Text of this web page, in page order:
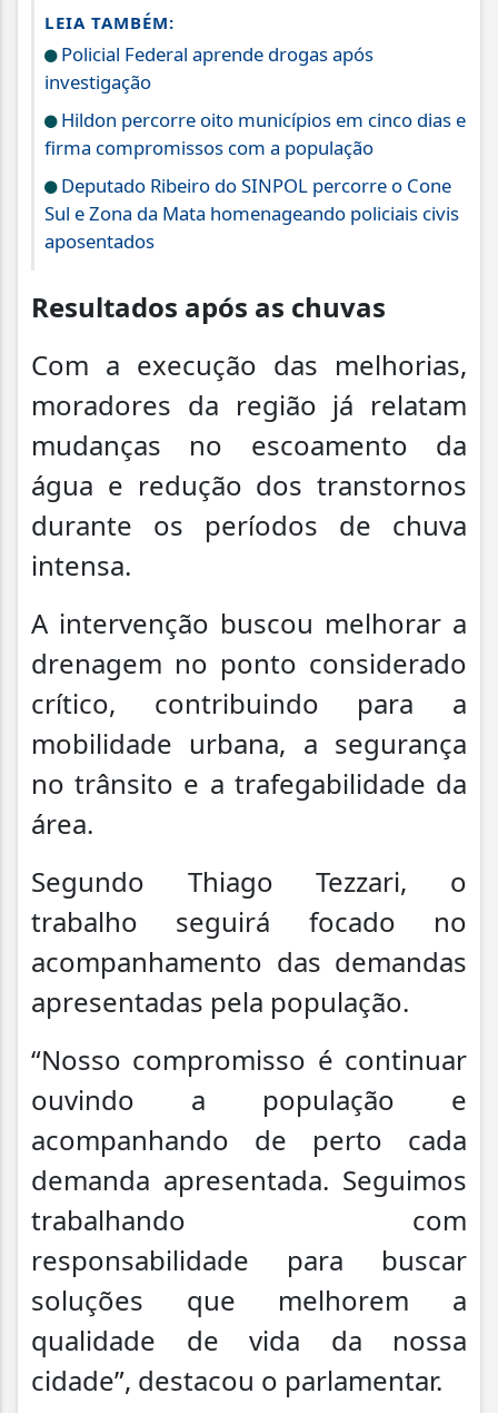
LEIA TAMBÉM:
Policial Federal aprende drogas após
investigação
Hildon percorre oito municípios em cinco dias e
firma compromissos com a população
Deputado Ribeiro do SINPOL percorre o Cone
Sul e Zona da Mata homenageando policiais civis
aposentados
Resultados após as chuvas
Com a execução das melhorias,
moradores da região já relatam
mudanças no escoamento da
água e redução dos transtornos
durante os períodos de chuva
intensa.
A intervenção buscou melhorar a
drenagem no ponto considerado
crítico, contribuindo para a
mobilidade urbana, a segurança
no trânsito e a trafegabilidade da
área.
Segundo Thiago Tezzari, o
trabalho seguirá focado no
acompanhamento das demandas
apresentadas pela população.
“Nosso compromisso é continuar
ouvindo a população e
acompanhando de perto cada
demanda apresentada. Seguimos
trabalhando com
responsabilidade para buscar
soluções que melhorem a
qualidade de vida da nossa
cidade”, destacou o parlamentar.